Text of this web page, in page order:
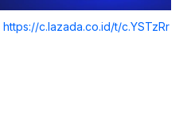
https://c.lazada.co.id/t/c.YSTzRr